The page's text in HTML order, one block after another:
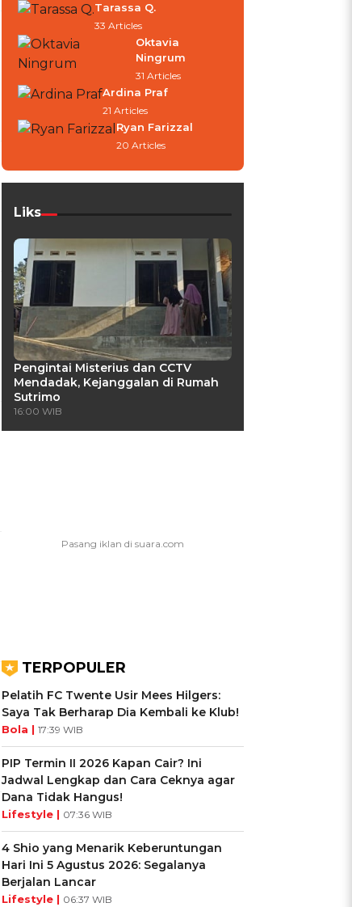
Tarassa Q.
33 Articles
Oktavia
Ningrum
31 Articles
Ardina Praf
21 Articles
Ryan Farizzal
20 Articles
Liks
Pengintai Misterius dan CCTV
Mendadak, Kejanggalan di Rumah
Sutrimo
16:00 WIB
TERPOPULER
Pelatih FC Twente Usir Mees Hilgers:
Saya Tak Berharap Dia Kembali ke Klub!
Bola | 17:39 WIB
PIP Termin II 2026 Kapan Cair? Ini
Jadwal Lengkap dan Cara Ceknya agar
Dana Tidak Hangus!
Lifestyle | 07:36 WIB
4 Shio yang Menarik Keberuntungan
Hari Ini 5 Agustus 2026: Segalanya
Berjalan Lancar
Lifestyle | 06:37 WIB